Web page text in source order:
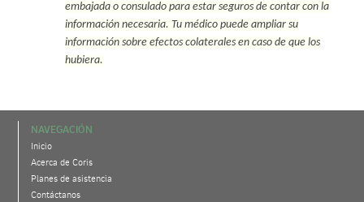
embajada o consulado para estar seguros de contar con la
información necesaria. Tu médico puede ampliar su
información sobre efectos colaterales en caso de que los
hubiera.
NAVEGACIÓN
Inicio
Acerca de Coris
Planes de asistencia
Contáctanos